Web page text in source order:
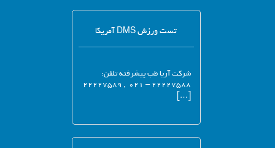
تست ورزش DMS آمریکا
شرکت آریا طب پیشرفته تلفن:
۲۲۲۲۷۵۸۸ – ۰۲۱ , ۲۲۲۲۷۵۸۹
[…]